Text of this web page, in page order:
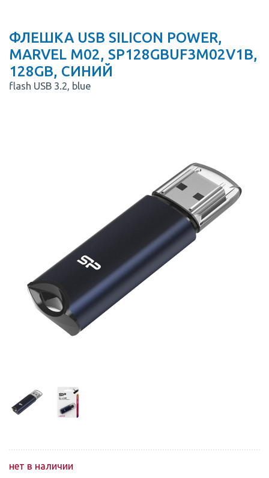
ФЛЕШКА USB SILICON POWER,
MARVEL M02, SP128GBUF3M02V1B,
128GB, СИНИЙ
flash USB 3.2, blue
нет в наличии